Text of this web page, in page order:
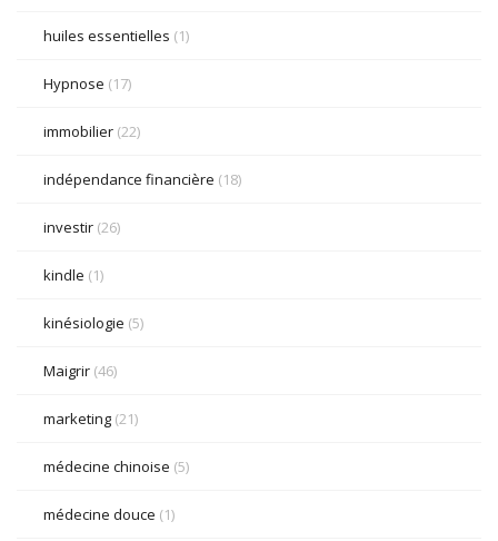
huiles essentielles (1)
Hypnose (17)
immobilier (22)
indépendance financière (18)
investir (26)
kindle (1)
kinésiologie (5)
Maigrir (46)
marketing (21)
médecine chinoise (5)
médecine douce (1)